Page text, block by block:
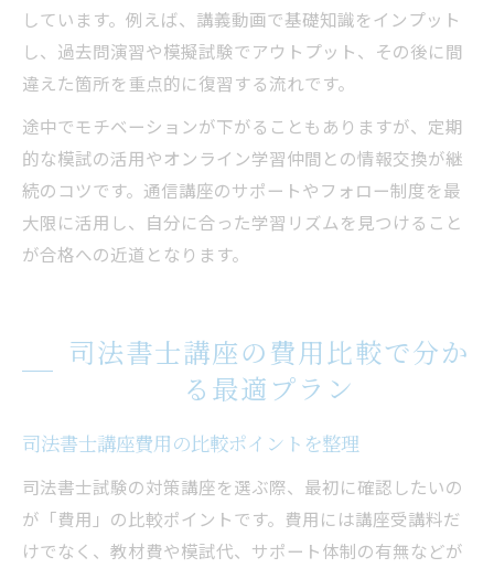
しています。例えば、講義動画で基礎知識をインプット
し、過去問演習や模擬試験でアウトプット、その後に間
違えた箇所を重点的に復習する流れです。
途中でモチベーションが下がることもありますが、定期
的な模試の活用やオンライン学習仲間との情報交換が継
続のコツです。通信講座のサポートやフォロー制度を最
大限に活用し、自分に合った学習リズムを見つけること
が合格への近道となります。
司法書士講座の費用比較で分か
る最適プラン
司法書士講座費用の比較ポイントを整理
司法書士試験の対策講座を選ぶ際、最初に確認したいの
が「費用」の比較ポイントです。費用には講座受講料だ
けでなく、教材費や模試代、サポート体制の有無などが